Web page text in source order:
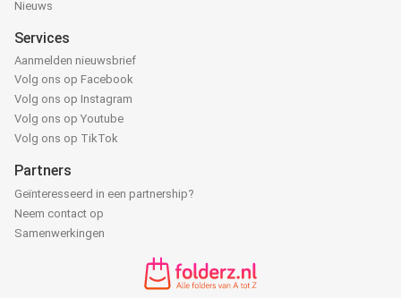
Nieuws
Services
Aanmelden nieuwsbrief
Volg ons op Facebook
Volg ons op Instagram
Volg ons op Youtube
Volg ons op TikTok
Partners
Geïnteresseerd in een partnership?
Neem contact op
Samenwerkingen